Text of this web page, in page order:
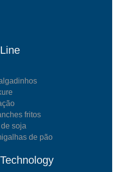
fritos
soja
de pão